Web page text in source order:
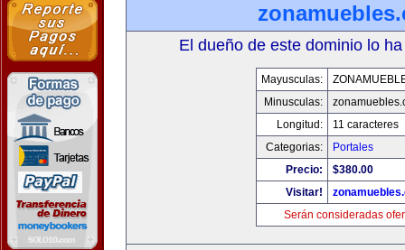
El dueño de este dominio lo
Mayusculas:
Minusculas:
Longitud:
11 caracteres
Categorias:
Portales
Precio:
$380.00
Visitar!
Serán consideradas